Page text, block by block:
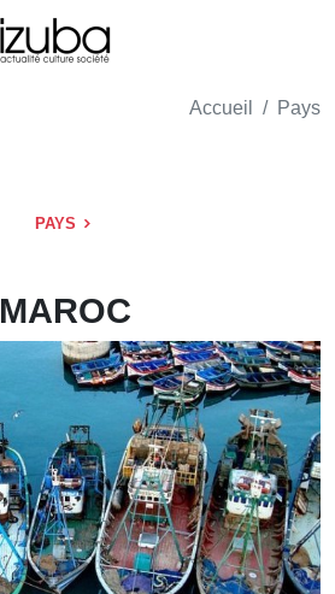
Accueil Pays
PAYS
MAROC